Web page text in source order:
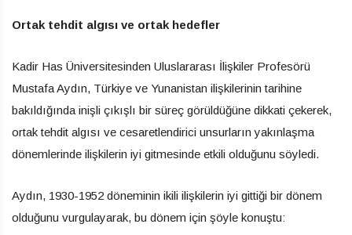
Ortak tehdit algısı ve ortak hedefler
Kadir Has Üniversitesinden Uluslararası İlişkiler Profesörü
Mustafa Aydın, Türkiye ve Yunanistan ilişkilerinin tarihine
bakıldığında inişli çıkışlı bir süreç görüldüğüne dikkati çekerek,
ortak tehdit algısı ve cesaretlendirici unsurların yakınlaşma
dönemlerinde ilişkilerin iyi gitmesinde etkili olduğunu söyledi.
Aydın, 1930-1952 döneminin ikili ilişkilerin iyi gittiği bir dönem
olduğunu vurgulayarak, bu dönem için şöyle konuştu: